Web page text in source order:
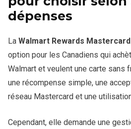
dépenses
La Walmart Rewards Mastercard
option pour les Canadiens qui
Walmart et veulent une carte sans
une récompense simple, une
réseau Mastercard et une
Cependant, elle demande une